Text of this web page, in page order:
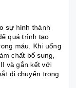
sự hình thành
quá trình tạo
máu. Khi uống
chất bổ sung,
và gắn kết với
di chuyển trong